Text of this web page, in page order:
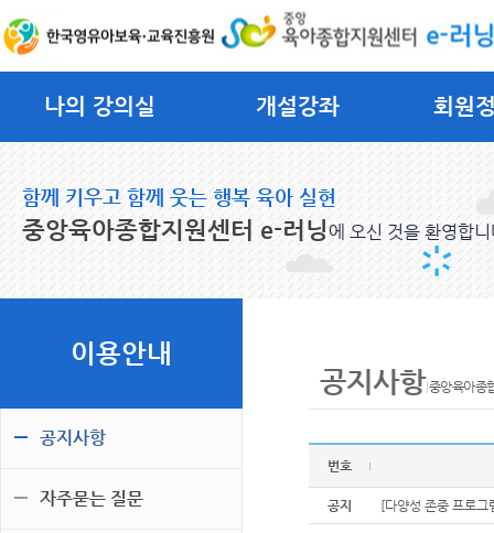
나의 강의실 개설강좌 회원
함께 키우고 함께 웃는 행복 육아 실현
중앙육아종합지원센터 e-러닝 에 오신 것을 환영합
이용안내
공지사항
자주묻는 질문
공지사항 중앙육아종
번호
공지 [다양성 존중 프로